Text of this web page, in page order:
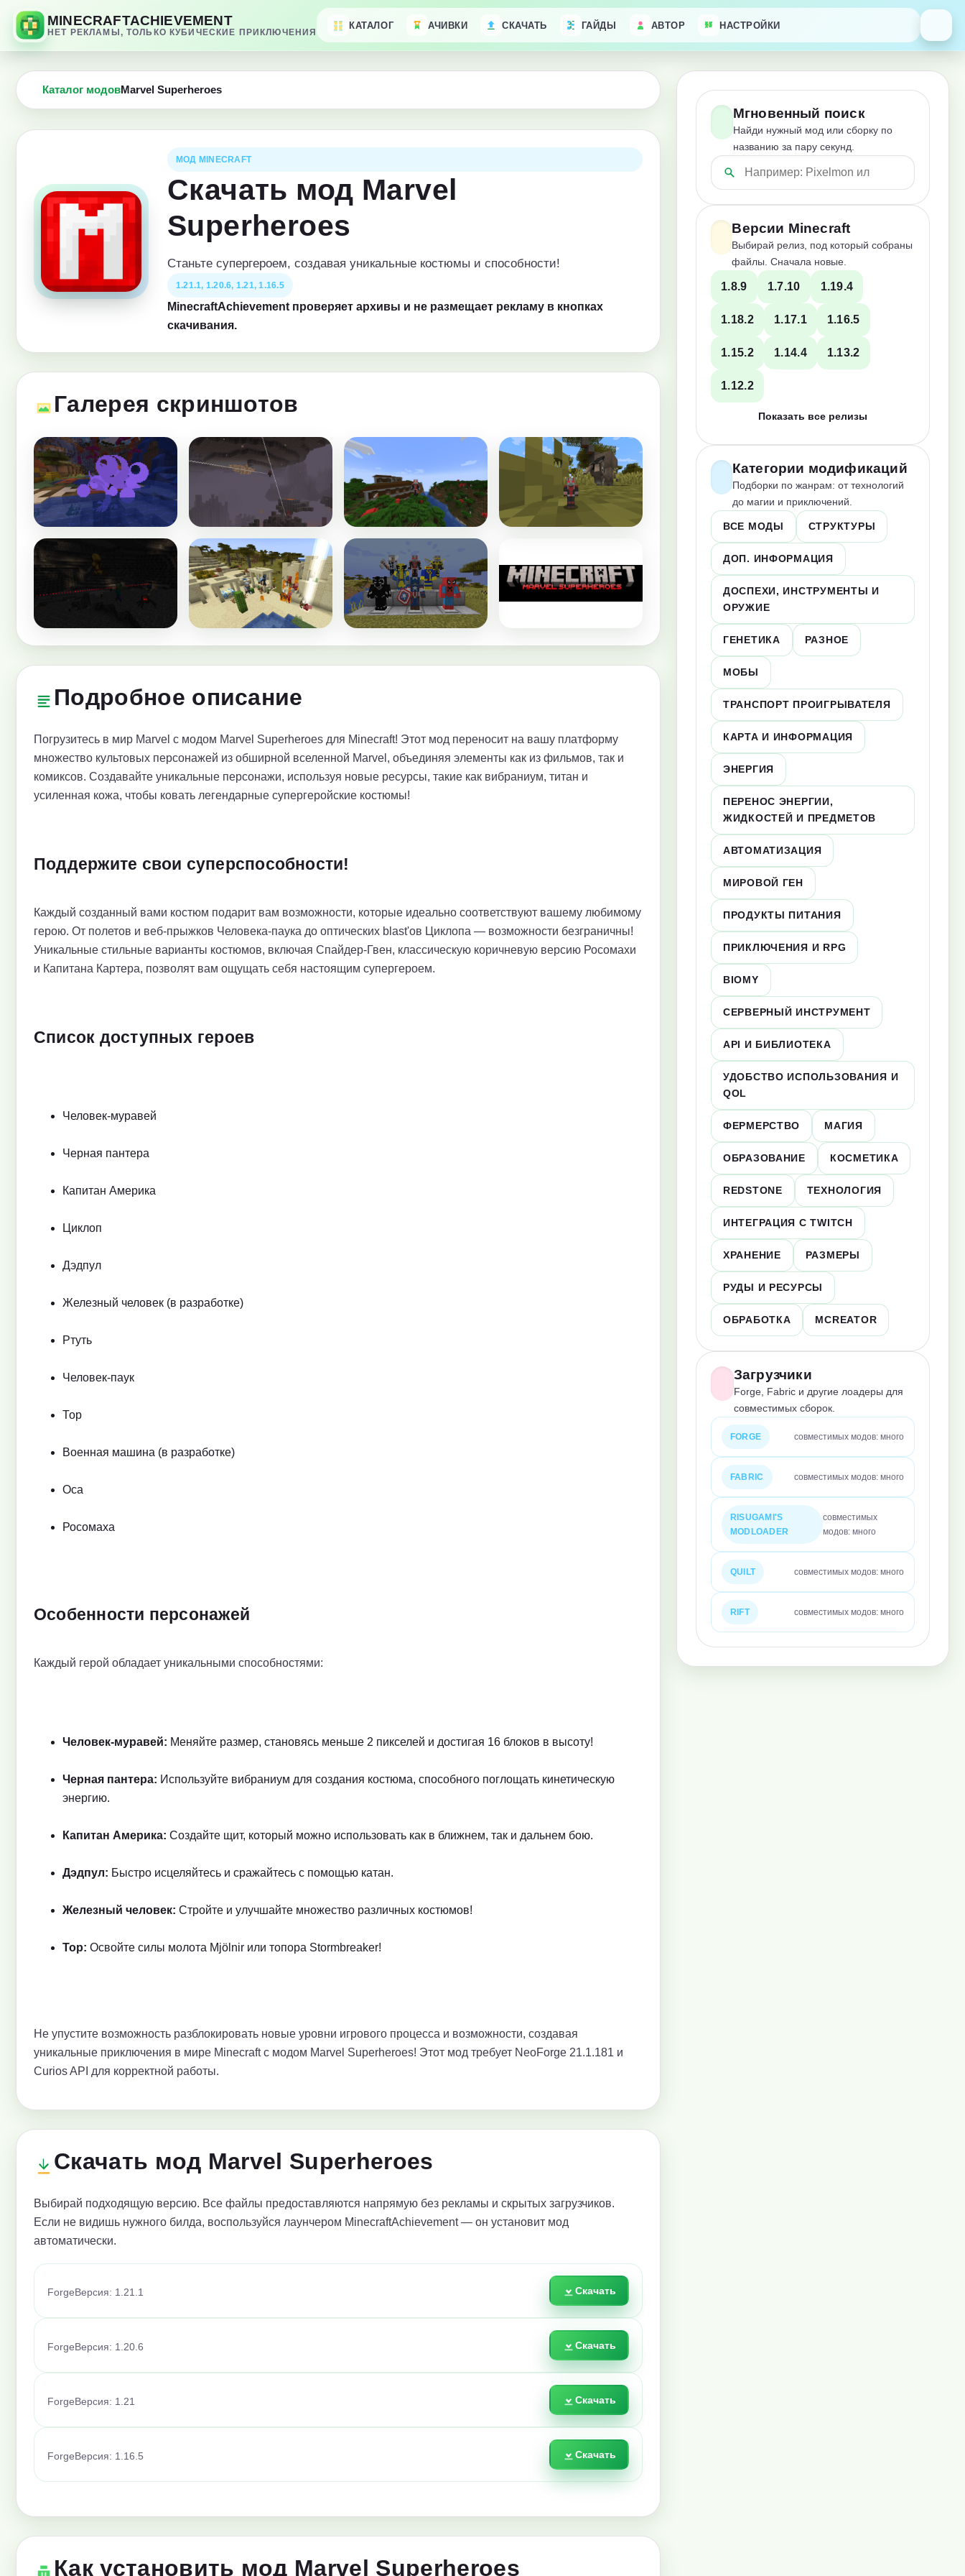
MINECRAFTACHIEVEMENT
НЕТ РЕКЛАМЫ, ТОЛЬКО КУБИЧЕСКИЕ ПРИКЛЮЧЕНИЯ
КАТАЛОГ АЧИВКИ СКАЧАТЬ ГАЙДЫ АВТОР НАСТРОЙКИ
Каталог модовMarvel Superheroes
МОД MINECRAFT
Скачать мод Marvel
Superheroes
Станьте супергероем, создавая уникальные костюмы и способности!
1.21.1, 1.20.6, 1.21, 1.16.5
MinecraftAchievement проверяет архивы и не размещает рекламу в кнопках
скачивания.
Галерея скриншотов
Подробное описание
Погрузитесь в мир Marvel с модом Marvel Superheroes для Minecraft! Этот мод переносит на вашу платформу
множество культовых персонажей из обширной вселенной Marvel, объединяя элементы как из фильмов, так и
комиксов. Создавайте уникальные персонажи, используя новые ресурсы, такие как вибраниум, титан и
усиленная кожа, чтобы ковать легендарные супергеройские костюмы!
Поддержите свои суперспособности!
Каждый созданный вами костюм подарит вам возможности, которые идеально соответствуют вашему любимому
герою. От полетов и веб-прыжков Человека-паука до оптических blast'ов Циклопа — возможности безграничны!
Уникальные стильные варианты костюмов, включая Спайдер-Гвен, классическую коричневую версию Росомахи
и Капитана Картера, позволят вам ощущать себя настоящим супергероем.
Список доступных героев
Человек-муравей
Черная пантера
Капитан Америка
Циклоп
Дэдпул
Железный человек (в разработке)
Ртуть
Человек-паук
Тор
Военная машина (в разработке)
Оса
Росомаха
Особенности персонажей
Каждый герой обладает уникальными способностями:
Человек-муравей: Меняйте размер, становясь меньше 2 пикселей и достигая 16 блоков в высоту!
Черная пантера: Используйте вибраниум для создания костюма, способного поглощать кинетическую
энергию.
Капитан Америка: Создайте щит, который можно использовать как в ближнем, так и дальнем бою.
Дэдпул: Быстро исцеляйтесь и сражайтесь с помощью катан.
Железный человек: Стройте и улучшайте множество различных костюмов!
Тор: Освойте силы молота Мjölnir или топора Stormbreaker!
Не упустите возможность разблокировать новые уровни игрового процесса и возможности, создавая
уникальные приключения в мире Minecraft с модом Marvel Superheroes! Этот мод требует NeoForge 21.1.181 и
Curios API для корректной работы.
Скачать мод Marvel Superheroes
Выбирай подходящую версию. Все файлы предоставляются напрямую без рекламы и скрытых загрузчиков.
Если не видишь нужного билда, воспользуйся лаунчером MinecraftAchievement — он установит мод
автоматически.
Forge Версия: 1.21.1 Скачать
Forge Версия: 1.20.6 Скачать
Forge Версия: 1.21 Скачать
Forge Версия: 1.16.5 Скачать
Как установить мод Marvel Superheroes
Мгновенный поиск
Найди нужный мод или сборку по
названию за пару секунд.
Версии Minecraft
Выбирай релиз, под который собраны
файлы. Сначала новые.
1.8.9 1.7.10 1.19.4
1.18.2 1.17.1 1.16.5
1.15.2 1.14.4 1.13.2
1.12.2
Показать все релизы
Категории модификаций
Подборки по жанрам: от технологий
до магии и приключений.
ВСЕ МОДЫ СТРУКТУРЫ
ДОП. ИНФОРМАЦИЯ
ДОСПЕХИ, ИНСТРУМЕНТЫ И
ОРУЖИЕ
ГЕНЕТИКА РАЗНОЕ
МОБЫ
ТРАНСПОРТ ПРОИГРЫВАТЕЛЯ
КАРТА И ИНФОРМАЦИЯ
ЭНЕРГИЯ
ПЕРЕНОС ЭНЕРГИИ,
ЖИДКОСТЕЙ И ПРЕДМЕТОВ
АВТОМАТИЗАЦИЯ
МИРОВОЙ ГЕН
ПРОДУКТЫ ПИТАНИЯ
ПРИКЛЮЧЕНИЯ И RPG
BIOMY
СЕРВЕРНЫЙ ИНСТРУМЕНТ
API И БИБЛИОТЕКА
УДОБСТВО ИСПОЛЬЗОВАНИЯ И
QOL
ФЕРМЕРСТВО МАГИЯ
ОБРАЗОВАНИЕ КОСМЕТИКА
REDSTONE ТЕХНОЛОГИЯ
ИНТЕГРАЦИЯ С TWITCH
ХРАНЕНИЕ РАЗМЕРЫ
РУДЫ И РЕСУРСЫ
ОБРАБОТКА MCREATOR
Загрузчики
Forge, Fabric и другие лоадеры для
совместимых сборок.
FORGE совместимых модов: много
FABRIC совместимых модов: много
RISUGAMI'S
MODLOADER
совместимых
модов: много
QUILT совместимых модов: много
RIFT совместимых модов: много